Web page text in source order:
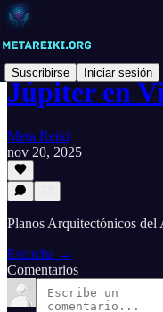
Suscribirse Iniciar sesión
Júpiter en
Meta Reiki
nov 20, 2025
Planos Arquitectónicos
Escucha →
Comentarios